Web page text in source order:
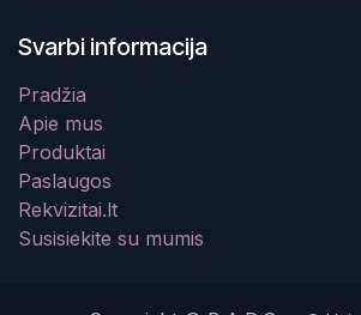
Svarbi informacija
Pradžia
Apie mus
Produktai
Paslaugos
Rekvizitai.lt
Susisiekite su mumis